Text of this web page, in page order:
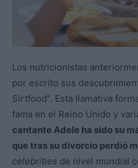
Los nutricionistas
por escrito sus
Sirtfood". Esta llamativa
fama en el Reino Unido y
cantante Adele ha sido su
que tras su divorcio perdió
celebrities de nivel mundial